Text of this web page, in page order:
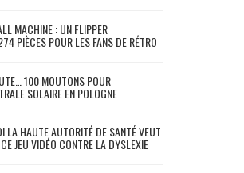
MACHINE : UN FLIPPER
PIÈCES POUR LES FANS DE RÉTRO
100 MOUTONS POUR
SOLAIRE EN POLOGNE
LA HAUTE AUTORITÉ DE SANTÉ VEUT
JEU VIDÉO CONTRE LA DYSLEXIE